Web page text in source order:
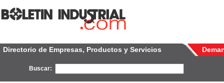
Directorio de Empresas, Productos y Servicios
Buscar: